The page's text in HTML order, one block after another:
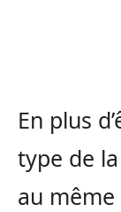
En plus
type de
au